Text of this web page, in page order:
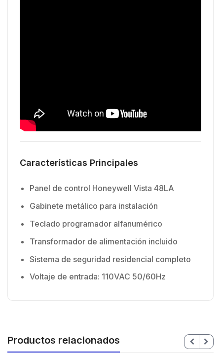
Características Principales
Panel de control Honeywell Vista 48LA
Gabinete metálico para instalación
Teclado programador alfanumérico
Transformador de alimentación incluido
Sistema de seguridad residencial completo
Voltaje de entrada: 110VAC 50/60Hz
Productos relacionados